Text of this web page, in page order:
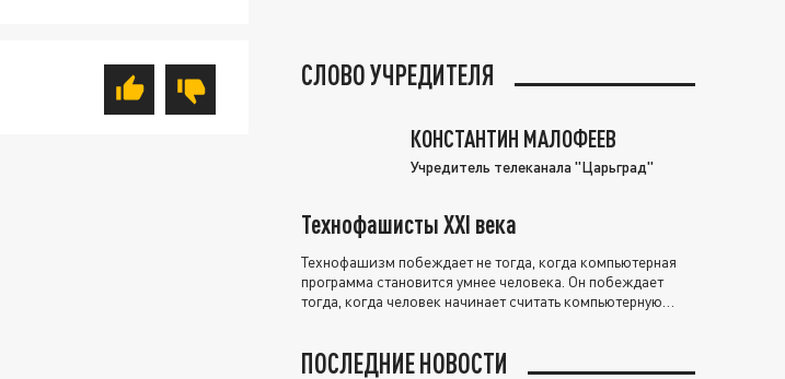
СЛОВО УЧРЕДИТЕЛЯ
КОНСТАНТИН МАЛОФЕЕВ
Учредитель телеканала "Царьград"
Технофашисты XXI века
Технофашизм побеждает не тогда, когда компьютерная
программа становится умнее человека. Он побеждает
тогда, когда человек начинает считать компьютерную
ПОСЛЕДНИЕ НОВОСТИ